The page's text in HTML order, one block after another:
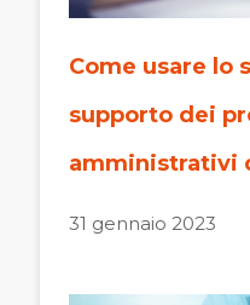
Come usare lo
supporto dei
amministrativi
31 gennaio 2023